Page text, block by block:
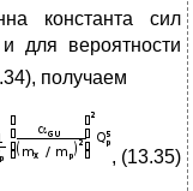
константа сил
для вероятности
получаем
, (13.35)